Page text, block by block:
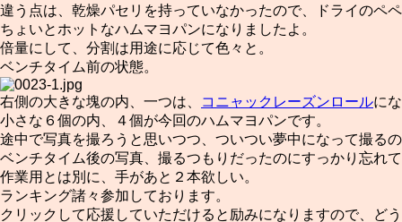
違う点は、乾燥パセリを持っていなかったので、ドライのペ
ちょいとホットなハムマヨパンになりましたよ。
倍量にして、分割は用途に応じて色々と。
ベンチタイム前の状態。
右側の大きな塊の内、一つは、 コニャックレーズンロールに
小さな６個の内、４個が今回のハムマヨパンです。
途中で写真を撮ろうと思いつつ、ついつい夢中になって撮る
ベンチタイム後の写真、撮るつもりだったのにすっかり忘れ
作業用とは別に、手があと２本欲しい。
ランキング諸々参加しております。
クリックして応援していただけると励みになりますので、ど